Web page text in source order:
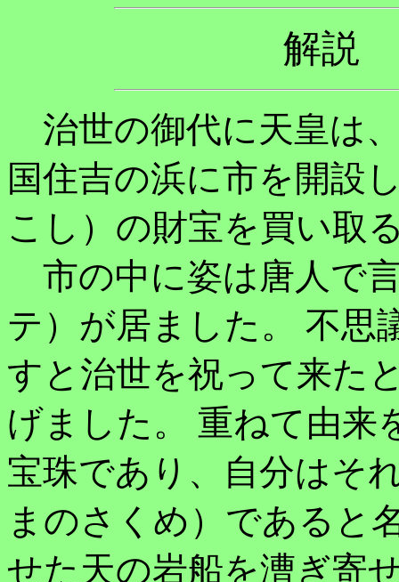
解
治世の御代に天皇は
国住吉の浜に市を開設
こし）の財宝を買い取
市の中に姿は唐人で
テ）が居ました。 不思
すと治世を祝って来た
げました。 重ねて由来
宝珠であり、自分はそ
まのさくめ）であると
せた天の岩船を漕ぎ寄